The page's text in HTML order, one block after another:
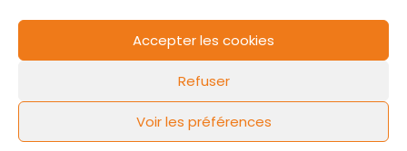
Accepter les cookies
Refuser
Voir les préférences
Mentions légales Politique de cookies
FLOW44